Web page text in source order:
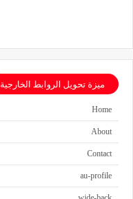
ميزة تحويل الروابط الخارجية
Home
About
Contact
au-profile